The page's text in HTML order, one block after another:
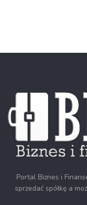
Portal Biznes i
sprzedać spółkę a